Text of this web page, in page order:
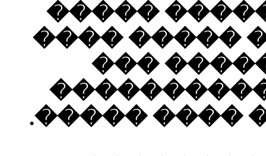
����